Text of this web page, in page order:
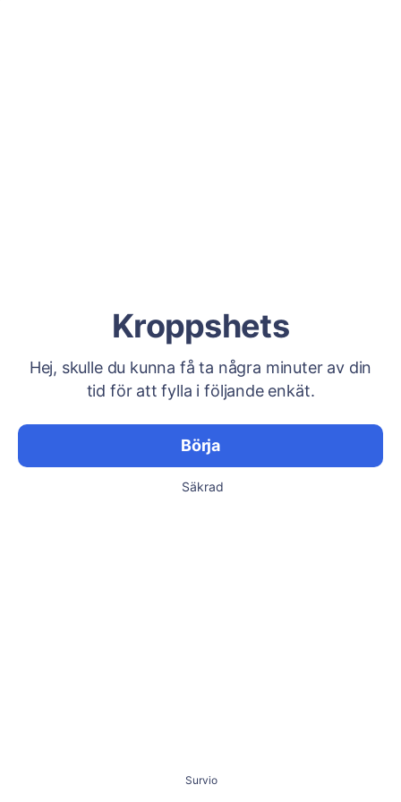
Kroppshets
Hej, skulle du kunna få ta några minuter av din
tid för att fylla i följande enkät.
Börja
Säkrad
Survio